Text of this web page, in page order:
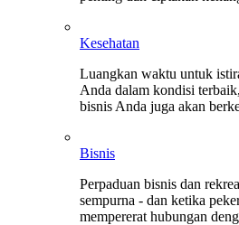
Kesehatan
Luangkan waktu untuk
Anda dalam kondisi
bisnis Anda juga akan
Bisnis
Perpaduan bisnis dan
sempurna - dan ketika
mempererat hubungan